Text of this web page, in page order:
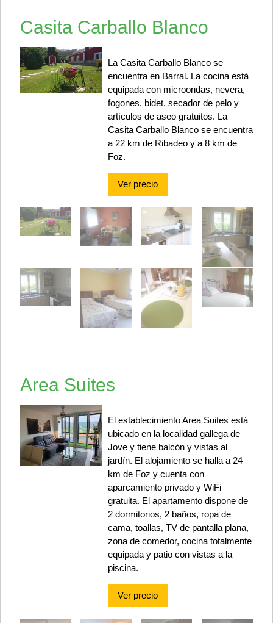
Casita Carballo Blanco
La Casita Carballo Blanco se
encuentra en Barral. La cocina está
equipada con microondas, nevera,
fogones, bidet, secador de pelo y
artículos de aseo gratuitos. La
Casita Carballo Blanco se encuentra
a 22 km de Ribadeo y a 8 km de
Foz.
Ver precio
Area Suites
El establecimiento Area Suites está
ubicado en la localidad gallega de
Jove y tiene balcón y vistas al
jardín. El alojamiento se halla a 24
km de Foz y cuenta con
aparcamiento privado y WiFi
gratuita. El apartamento dispone de
2 dormitorios, 2 baños, ropa de
cama, toallas, TV de pantalla plana,
zona de comedor, cocina totalmente
equipada y patio con vistas a la
piscina.
Ver precio